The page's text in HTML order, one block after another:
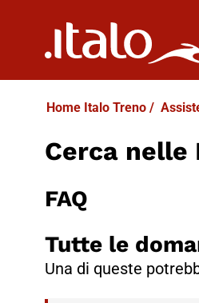
Home Italo Treno /
Cerca nelle
FAQ
Tutte le
Una di queste